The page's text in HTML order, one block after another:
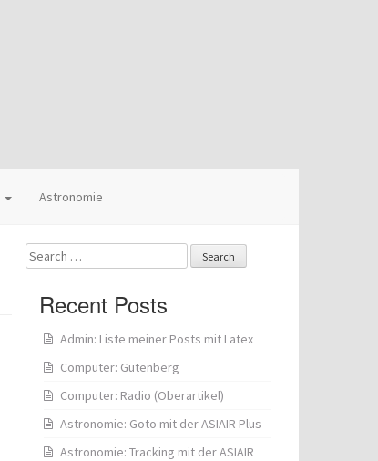
Astronomie
Search
for:
Recent Posts
Admin: Liste meiner Posts mit Latex
Computer: Gutenberg
Computer: Radio (Oberartikel)
Astronomie: Goto mit der ASIAIR Plus
Astronomie: Tracking mit der ASIAIR